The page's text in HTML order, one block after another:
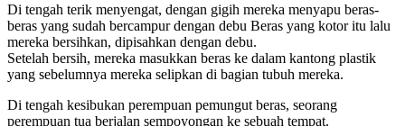
Di tengah terik menyengat, dengan gigih mereka menyapu beras-
beras yang sudah bercampur dengan debu Beras yang kotor itu lalu
mereka bersihkan, dipisahkan dengan debu.
Setelah bersih, mereka masukkan beras ke dalam kantong plastik
yang sebelumnya mereka selipkan di bagian tubuh mereka.
Di tengah kesibukan perempuan pemungut beras, seorang
perempuan tua berjalan sempoyongan ke sebuah tempat.